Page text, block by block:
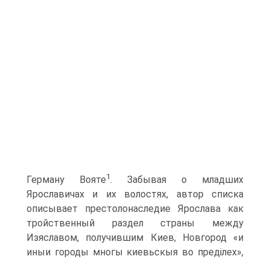
Герману Вояте1. Забывая о младших
Ярославичах и их волостях, автор списка
описывает престолонаследие Ярослава как
тройственный раздел страны между
Изяславом, получившим Киев, Новгород «и
иныи городы многы киевьскыя во преділех»,